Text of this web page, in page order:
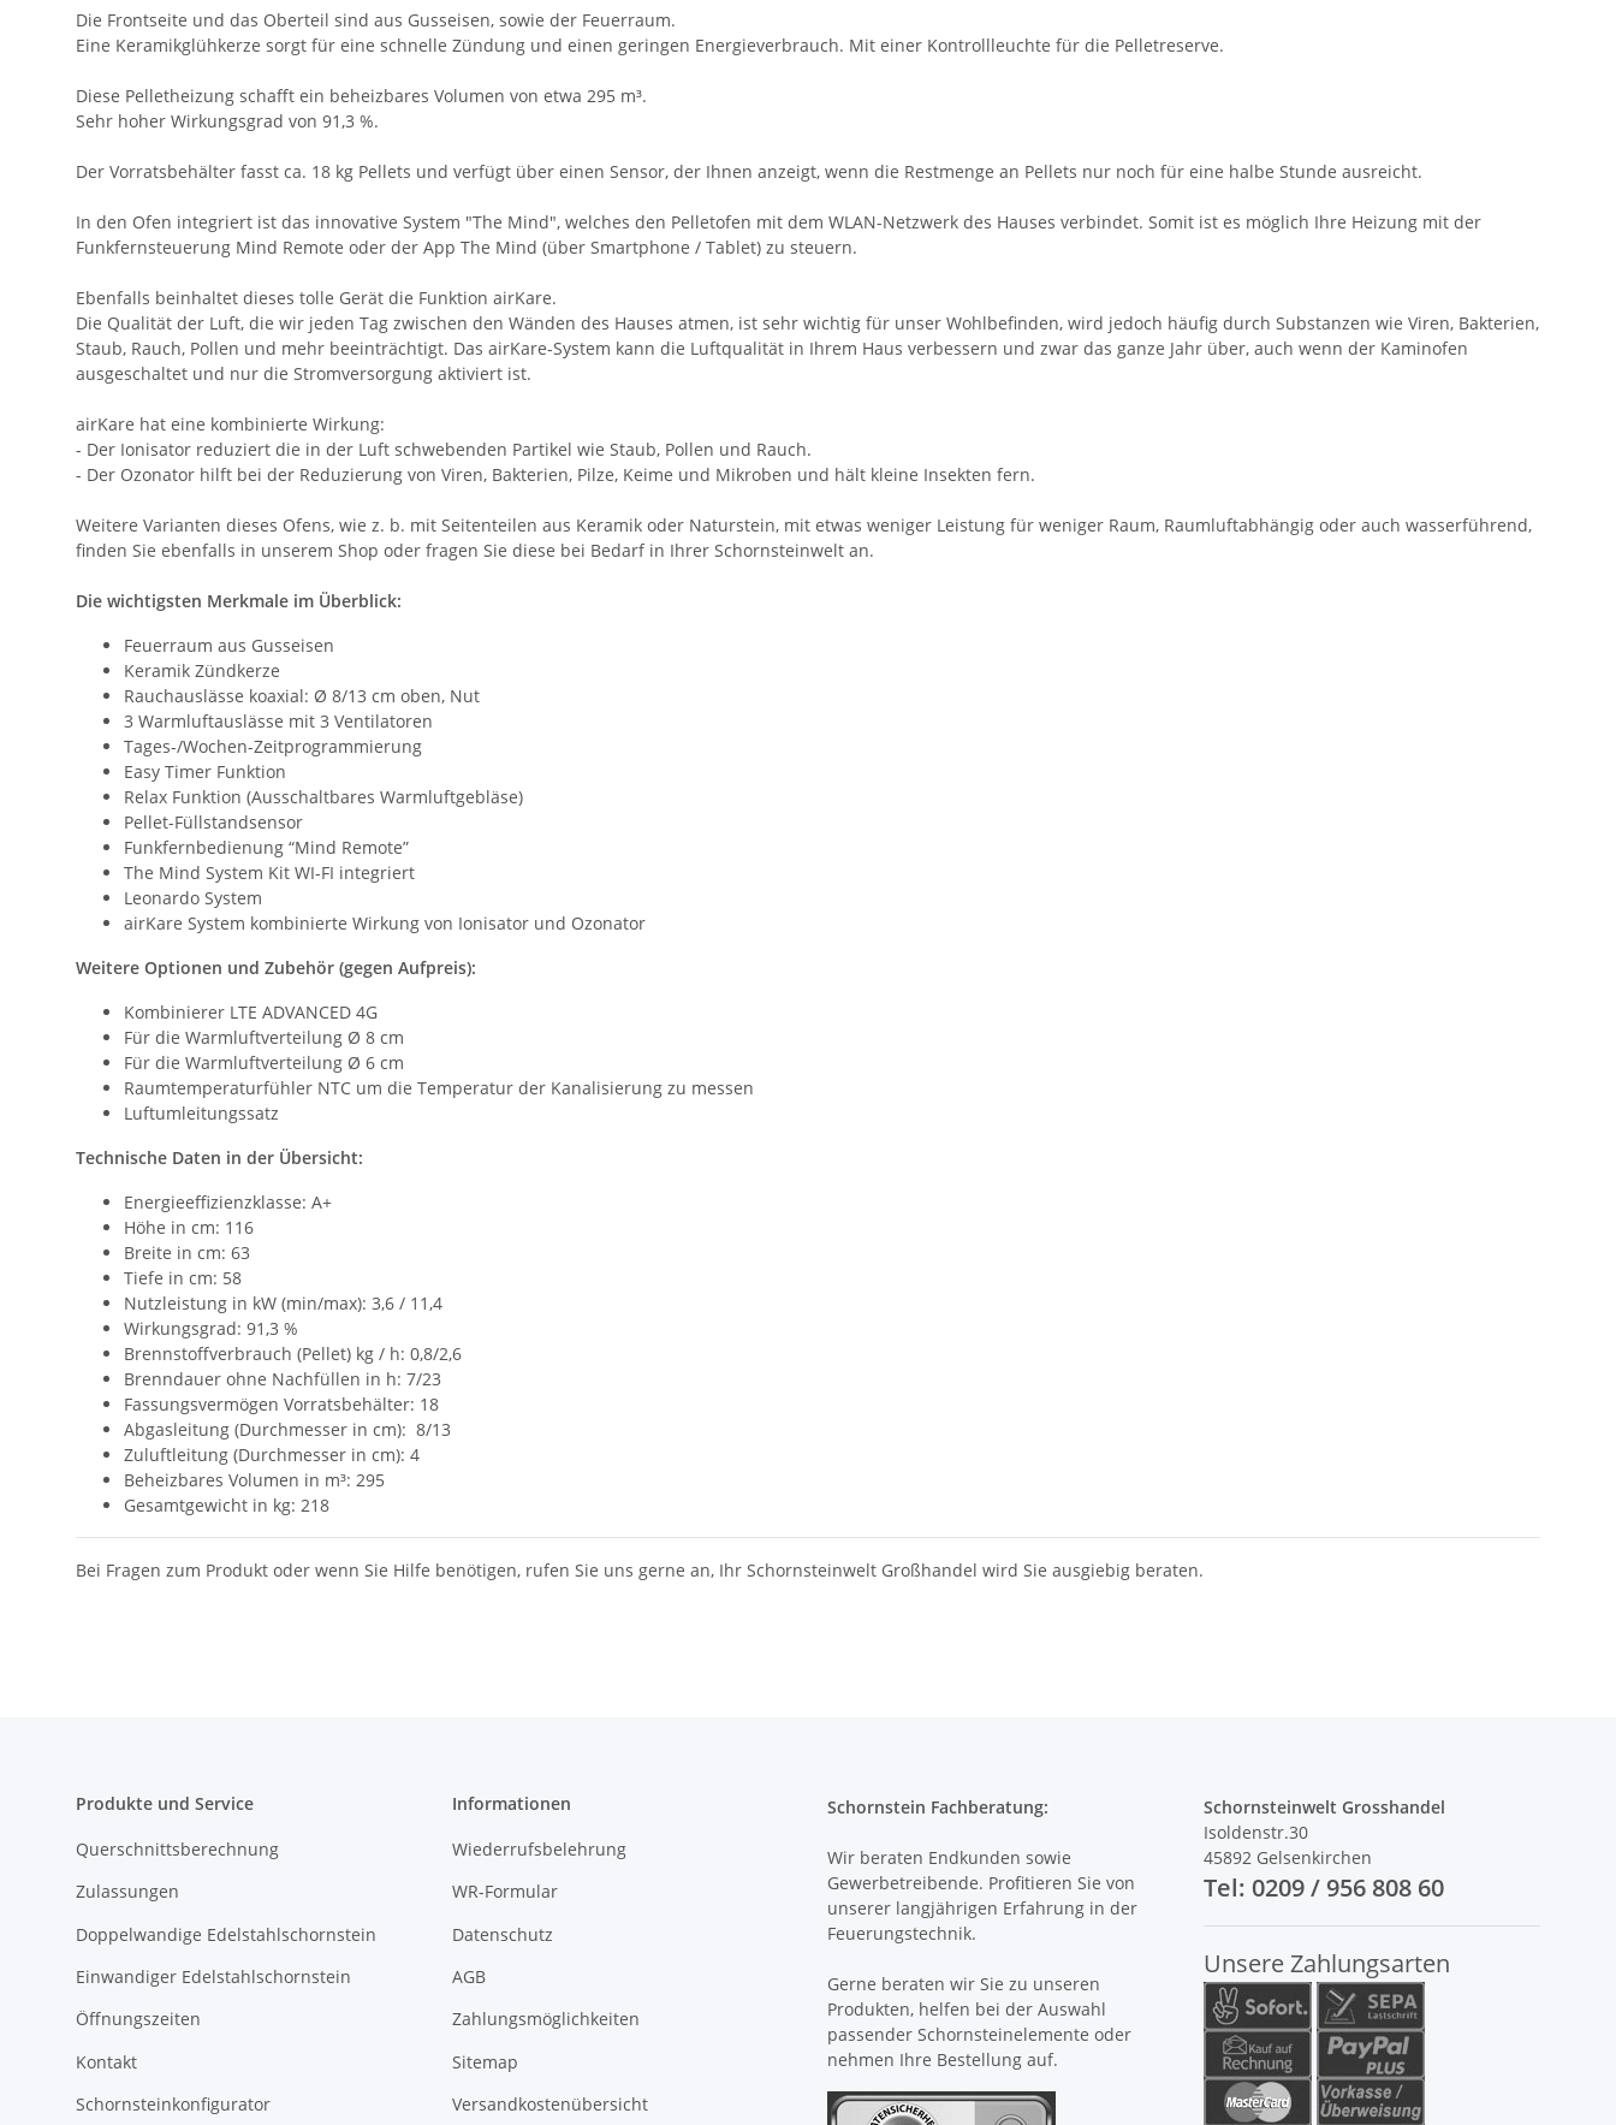
Die Frontseite und das Oberteil sind aus Gusseisen, sowie der Feuerraum.
Eine Keramikglühkerze sorgt für eine schnelle Zündung und einen geringen Energieverbrauch. Mit einer Kontrollleuchte für die Pelletreserve.
Diese Pelletheizung schafft ein beheizbares Volumen von etwa 295 m³.
Sehr hoher Wirkungsgrad von 91,3 %.
Der Vorratsbehälter fasst ca. 18 kg Pellets und verfügt über einen Sensor, der Ihnen anzeigt, wenn die Restmenge an Pellets nur noch für eine halbe Stunde ausreicht.
In den Ofen integriert ist das innovative System "The Mind", welches den Pelletofen mit dem WLAN-Netzwerk des Hauses verbindet. Somit ist es möglich Ihre Heizung mit der
Funkfernsteuerung Mind Remote oder der App The Mind (über Smartphone / Tablet) zu steuern.
Ebenfalls beinhaltet dieses tolle Gerät die Funktion airKare.
Die Qualität der Luft, die wir jeden Tag zwischen den Wänden des Hauses atmen, ist sehr wichtig für unser Wohlbefinden, wird jedoch häufig durch Substanzen wie Viren, Bakterien,
Staub, Rauch, Pollen und mehr beeinträchtigt. Das airKare-System kann die Luftqualität in Ihrem Haus verbessern und zwar das ganze Jahr über, auch wenn der Kaminofen
ausgeschaltet und nur die Stromversorgung aktiviert ist.
airKare hat eine kombinierte Wirkung:
- Der Ionisator reduziert die in der Luft schwebenden Partikel wie Staub, Pollen und Rauch.
- Der Ozonator hilft bei der Reduzierung von Viren, Bakterien, Pilze, Keime und Mikroben und hält kleine Insekten fern.
Weitere Varianten dieses Ofens, wie z. b. mit Seitenteilen aus Keramik oder Naturstein, mit etwas weniger Leistung für weniger Raum, Raumluftabhängig oder auch wasserführend,
finden Sie ebenfalls in unserem Shop oder fragen Sie diese bei Bedarf in Ihrer Schornsteinwelt an.
Die wichtigsten Merkmale im Überblick:
Feuerraum aus Gusseisen
Keramik Zündkerze
Rauchauslässe koaxial: Ø 8/13 cm oben, Nut
3 Warmluftauslässe mit 3 Ventilatoren
Tages-/Wochen-Zeitprogrammierung
Easy Timer Funktion
Relax Funktion (Ausschaltbares Warmluftgebläse)
Pellet-Füllstandsensor
Funkfernbedienung “Mind Remote”
The Mind System Kit WI-FI integriert
Leonardo System
airKare System kombinierte Wirkung von Ionisator und Ozonator
Weitere Optionen und Zubehör (gegen Aufpreis):
Kombinierer LTE ADVANCED 4G
Für die Warmluftverteilung Ø 8 cm
Für die Warmluftverteilung Ø 6 cm
Raumtemperaturfühler NTC um die Temperatur der Kanalisierung zu messen
Luftumleitungssatz
Technische Daten in der Übersicht:
Energieeffizienzklasse: A+
Höhe in cm: 116
Breite in cm: 63
Tiefe in cm: 58
Nutzleistung in kW (min/max): 3,6 / 11,4
Wirkungsgrad: 91,3 %
Brennstoffverbrauch (Pellet) kg / h: 0,8/2,6
Brenndauer ohne Nachfüllen in h: 7/23
Fassungsvermögen Vorratsbehälter: 18
Abgasleitung (Durchmesser in cm): 8/13
Zuluftleitung (Durchmesser in cm): 4
Beheizbares Volumen in m³: 295
Gesamtgewicht in kg: 218
Bei Fragen zum Produkt oder wenn Sie Hilfe benötigen, rufen Sie uns gerne an, Ihr Schornsteinwelt Großhandel wird Sie ausgiebig beraten.
Produkte und Service
Querschnittsberechnung
Zulassungen
Doppelwandige Edelstahlschornstein
Einwandiger Edelstahlschornstein
Öffnungszeiten
Kontakt
Schornsteinkonfigurator
Informationen
Wiederrufsbelehrung
WR-Formular
Datenschutz
AGB
Zahlungsmöglichkeiten
Sitemap
Versandkostenübersicht
Schornstein Fachberatung:
Wir beraten Endkunden sowie
Gewerbetreibende. Profitieren Sie von
unserer langjährigen Erfahrung in der
Feuerungstechnik.
Gerne beraten wir Sie zu unseren
Produkten, helfen bei der Auswahl
passender Schornsteinelemente oder
nehmen Ihre Bestellung auf.
Schornsteinwelt Grosshandel
Isoldenstr.30
45892 Gelsenkirchen
Tel: 0209 / 956 808 60
Unsere Zahlungsarten